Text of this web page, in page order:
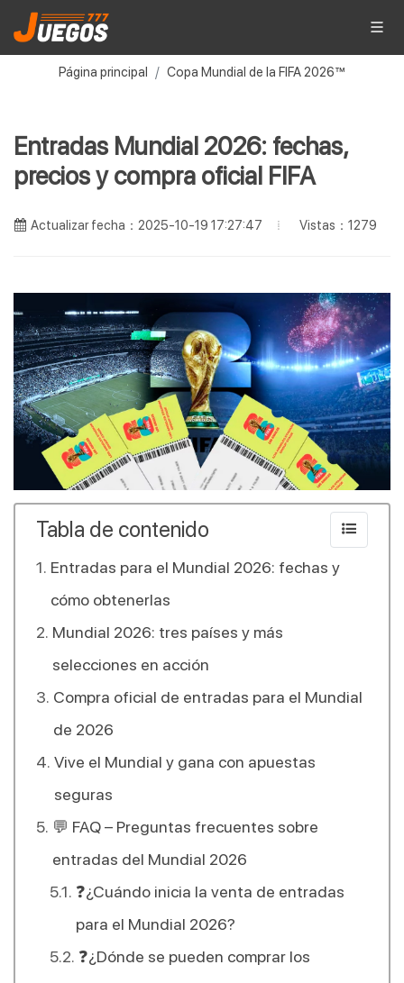
Página principal Copa Mundial de la FIFA 2026™
Entradas Mundial 2026: fechas,
precios y compra oficial FIFA
Actualizar fecha：2025-10-19 17:27:47 Vistas：1279
Tabla de contenido
Entradas para el Mundial 2026: fechas y
cómo obtenerlas
Mundial 2026: tres países y más
selecciones en acción
Compra oficial de entradas para el Mundial
de 2026
Vive el Mundial y gana con apuestas
seguras
💬 FAQ – Preguntas frecuentes sobre
entradas del Mundial 2026
❓¿Cuándo inicia la venta de entradas
para el Mundial 2026?
❓¿Dónde se pueden comprar los